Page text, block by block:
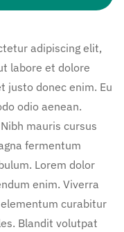
adipiscing elit,
labore et dolore
justo donec enim. Eu
odio aenean.
mauris cursus
fermentum
Lorem dolor
enim. Viverra
curabitur
Blandit volutpat